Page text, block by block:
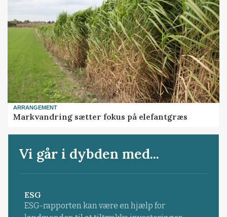
ARRANGEMENT
Markvandring sætter fokus på elefantgræs
Vi går i dybden med...
ESG
ESG-rapporten kan være en hjælp for